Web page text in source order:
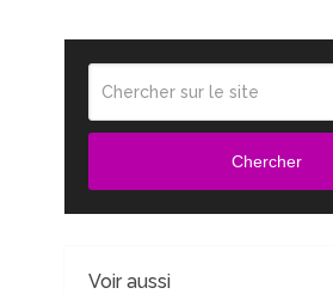
Chercher
Voir aussi